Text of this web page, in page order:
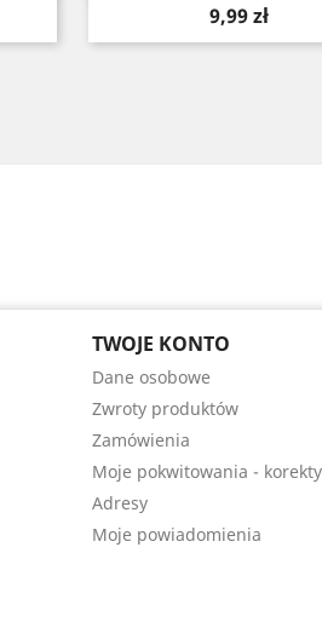
Cena
9,99 zł
TWOJE KONTO
Dane osobowe
Zwroty produktów
Zamówienia
Moje pokwitowania -
Adresy
Moje powiadomienia